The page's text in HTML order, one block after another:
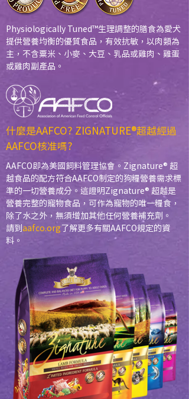
Physiologically Tuned™生理調整的膳食為愛犬
提供營養均衡的優質食品，有效抗敏，以肉類為
主，不含粟米、小麥、大豆、乳品或雞肉、雞蛋
或雞肉副產品。
什麼是AAFCO? ZIGNATURE®超越經過
AAFCO核准嗎?
AAFCO即為美國飼料管理協會。Zignature® 超
越食品的配方符合AAFCO制定的狗糧營養需求標
準的一切營養成分。這證明Zignature® 超越是
營養完整的寵物食品，可作為寵物的唯一糧食，
除了水之外，無須增加其他任何營養補充劑。
請到 aafco.org 了解更多有關AAFCO規定的資
料。